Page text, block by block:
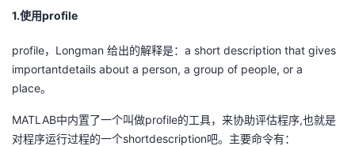
人
主
页
我
的
开
发
1.使用profile
profile，Longman 给出的解释是：a short description that gives
importantdetails about a person, a group of people, or a
place。
MATLAB中内置了一个叫做profile的工具，来协助评估程序,也就是
对程序运行过程的一个shortdescription吧。主要命令有：